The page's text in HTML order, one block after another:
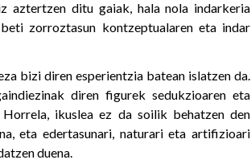
aztertzen ditu gaiak, hala nola indarkeria
zorroztasun kontzeptualaren eta indar
bizi diren esperientzia batean islatzen da.
diren figurek sedukzioaren eta
ikuslea ez da soilik behatzen den
eta edertasunari, naturari eta artifizioari
duena.